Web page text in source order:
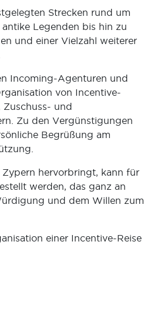
Strecken rund um
Legenden bis hin zu
und einer Vielzahl weiterer
Incoming-Agenturen und
von Incentive-
Zuschuss- und
Zu den Vergünstigungen
Begrüßung am
hervorbringt, kann für
werden, das ganz an
und dem Willen zum
einer Incentive-Reise